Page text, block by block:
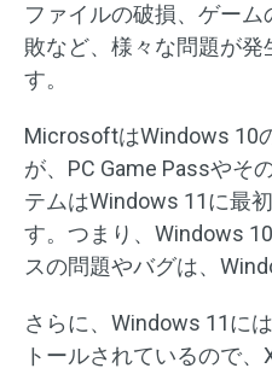
ファイルの破損、ゲー
敗など、様々な問題が発
す。
MicrosoftはWindows 10
が、PC Game Passやそ
テムはWindows 11に最
す。つまり、Windows
スの問題やバグは、
さらに、Windows 11に
トールされているので